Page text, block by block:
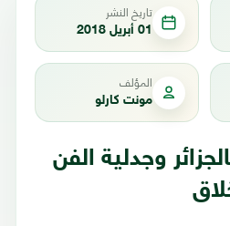
تاريخ النشر
01 أبريل 2018
المؤلف
مونت كارلو
وجدلية الفن